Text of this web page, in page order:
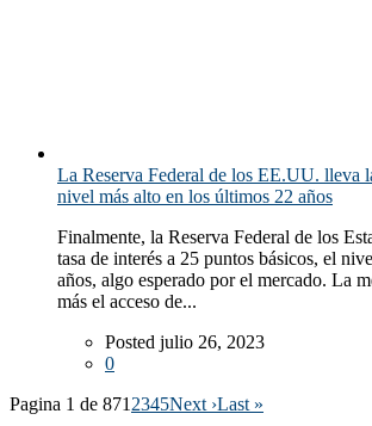
La Reserva Federal de los EE.UU. lleva
nivel más alto en los últimos 22 años
Finalmente, la Reserva Federal de los
tasa de interés a 25 puntos básicos, el
años, algo esperado por el mercado. La
más el acceso de...
Posted julio 26, 2023
0
Pagina 1 de 871 2345Next ›Last »